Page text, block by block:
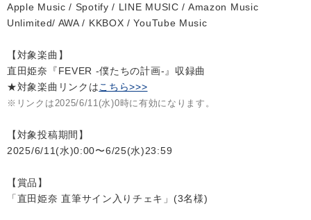
Apple Music / Spotify / LINE MUSIC / Amazon Music
Unlimited/ AWA / KKBOX / YouTube Music
【対象楽曲】
直田姫奈『FEVER -僕たちの計画-』収録曲
★対象楽曲リンクはこちら>>>
※リンクは2025/6/11(水)0時に有効になります。
【対象投稿期間】
2025/6/11(水)0:00〜6/25(水)23:59
【賞品】
「直田姫奈 直筆サイン入りチェキ」(3名様)